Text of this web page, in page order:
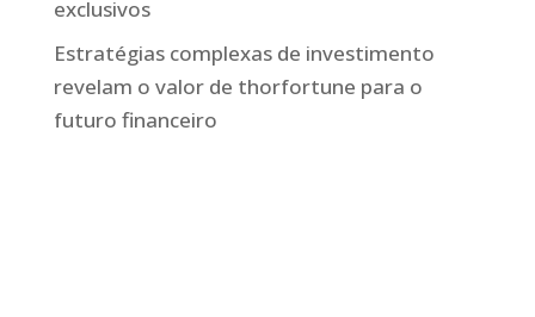
exclusivos
Estratégias complexas de investimento
revelam o valor de thorfortune para o
futuro financeiro